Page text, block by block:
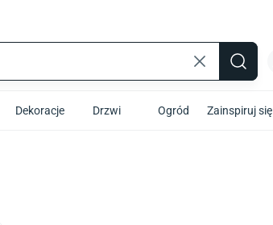
Dekoracje Drzwi Ogród Zainspiruj się